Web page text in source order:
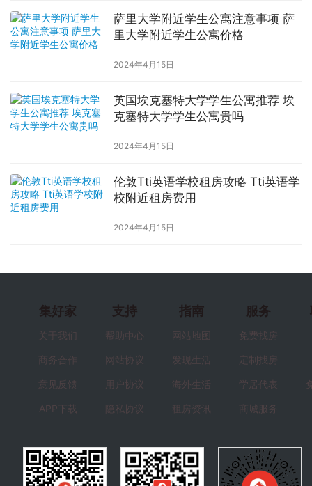
萨里大学附近学生公寓注意事项 萨
里大学附近学生公寓价格
2024年4月15日
英国埃克塞特大学学生公寓推荐 埃
克塞特大学学生公寓贵吗
2024年4月15日
伦敦Tti英语学校租房攻略 Tti英语学
校附近租房费用
2024年4月15日
集好家
关于我们
商务合作
意见反馈
APP下载
支持
帮助中心
网站协议
用户协议
隐私协议
指南
网站地图
发现生活
海外生活
租房资讯
服务
免费找房
定制找房
学居代表
商城服务